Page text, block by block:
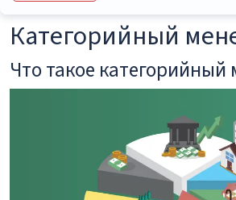
Категорийный
Что такое